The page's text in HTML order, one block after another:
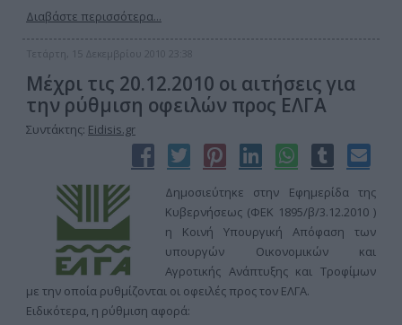
Διαβάστε περισσότερα...
Τετάρτη, 15 Δεκεμβρίου 2010 23:38
Μέχρι τις 20.12.2010 οι αιτήσεις για
την ρύθμιση οφειλών προς ΕΛΓΑ
Συντάκτης: Eidisis.gr
Δημοσιεύτηκε στην Εφημερίδα της
Κυβερνήσεως (ΦΕΚ 1895/β/3.12.2010 )
η Κοινή Υπουργική Απόφαση των
υπουργών Οικονομικών και
Αγροτικής Ανάπτυξης και Τροφίμων
με την οποία ρυθμίζονται οι οφειλές προς τον ΕΛΓΑ.
Ειδικότερα, η ρύθμιση αφορά: